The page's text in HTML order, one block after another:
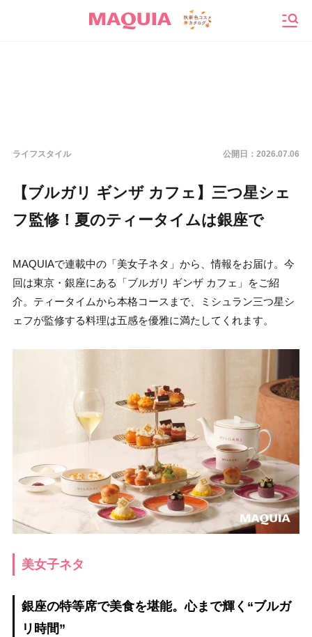
ライフスタイル 公開日： 2026.07.06
【ブルガリ ギンザ カフェ】三つ星シェ
フ監修！夏のティータイムは銀座で
MAQUIAで連載中の「美女子ネタ」から、情報をお届け。今
回は東京・銀座にある「ブルガリ ギンザ カフェ」をご紹
介。ティータイムから本格コースまで、ミシュラン三つ星シ
ェフが監修する料理は五感を優雅に満たしてくれます。
美女子ネタ
銀座の特等席で美食を堪能。心まで輝く“ブルガ
リ時間”